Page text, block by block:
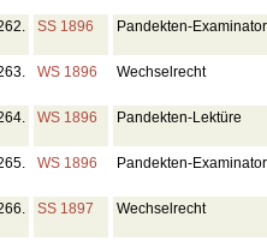
SS 1896 Pandekten-
WS 1896 Wechselrecht
WS 1896 Pandekten-Lektüre
WS 1896 Pandekten-
SS 1897 Wechselrecht